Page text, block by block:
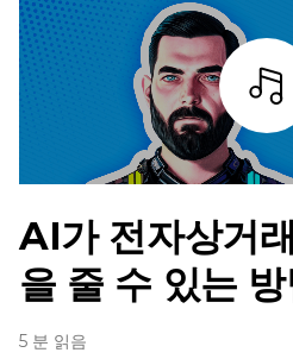
조각
AI가 전자상거
을 줄 수 있는 방
5 분 읽음